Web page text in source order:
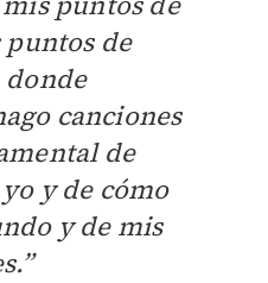
de
donde
canciones
de
y de cómo
y de mis